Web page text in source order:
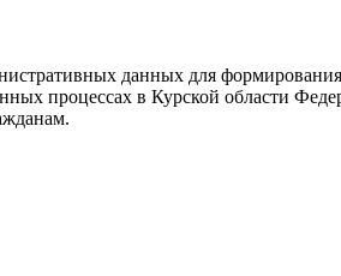
данных для
процессах в Курской области